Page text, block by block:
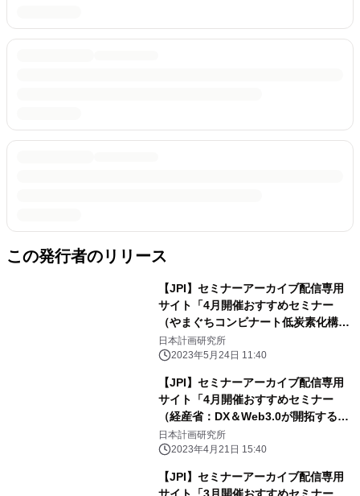
この発行者のリリース
【JPI】セミナーアーカイブ配信専用
サイト「4月開催おすすめセミナー
（やまぐちコンビナート低炭素化構
想、商船三井のLNG・LNG船事業、再
エネ発電事業・投資の最前線）」のご
日本計画研究所
2023年5月24日 11:40
【JPI】セミナーアーカイブ配信専用
サイト「4月開催おすすめセミナー
（経産省：DX＆Web3.0が開拓するス
ポーツ産業、関西電力の電力ビジネス
展望、日本の宇宙ビジネス展望）」の
日本計画研究所
2023年4月21日 15:40
【JPI】セミナーアーカイブ配信専用